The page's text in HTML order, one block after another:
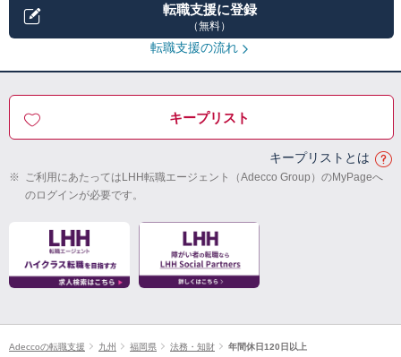
転職支援に登録
（無料）
転職支援の流れ
キープリスト
キープリストとは
※ ご利用にあたってはLHH転職エージェント（Adecco Group）のMyPageへ
のログインが必要です。
Adeccoの転職支援 九州 福岡県 法務・知財 年間休日120日以上